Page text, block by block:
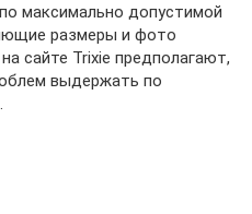
максимально допустимой
размеры и фото
сайте Trixie предполагают,
выдержать по